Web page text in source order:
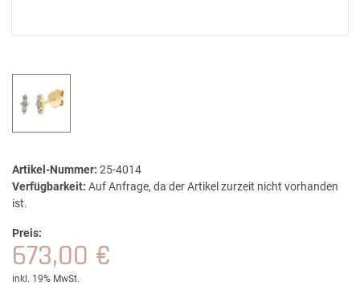
Artikel-Nummer: 25-4014
Verfügbarkeit: Auf Anfrage, da der Artikel zurzeit nicht vorhanden
ist.
Preis:
673,00 €
inkl. 19% MwSt.